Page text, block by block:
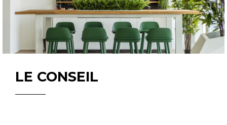
LE CONSEIL